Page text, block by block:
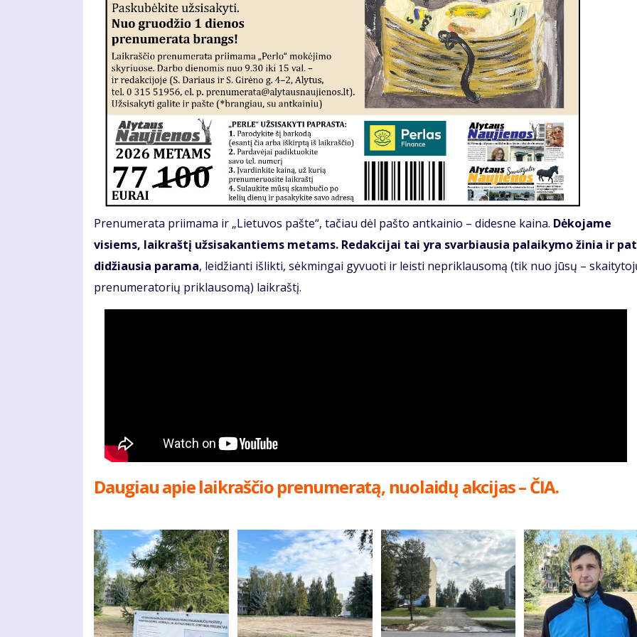
Prenumerata priimama ir „Lietuvos pašte“, tačiau dėl pašto antkainio – didesne kaina. Dėkojame
visiems, laikraštį užsisakantiems metams. Redakcijai tai yra svarbiausia palaikymo žinia ir
didžiausia parama, leidžianti išlikti, sėkmingai gyvuoti ir leisti nepriklausomą (tik nuo jūsų –
prenumeratorių priklausomą) laikraštį.
Daugiau apie laikraščio prenumeratą, nuolaidų akcijas – ČIA.